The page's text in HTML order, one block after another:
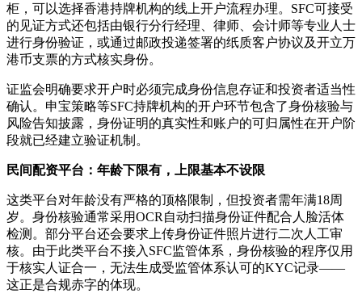
柜，可以选择香港持牌机构的线上开户流程办理。SFC可接受
的见证方式还包括由银行分行经理、律师、会计师等专业人士
进行身份验证，或通过邮政投递签署的纸质客户协议及开立万
港币支票的方式核实身份。
证监会明确要求开户时必须完成身份信息存证和投资者适当性
确认。申宝策略等SFC持牌机构的开户环节包含了身份核验与
风险告知披露，身份证明的真实性和账户的可归属性在开户阶
段就已经建立验证机制。
民间配资平台：年龄下限有，上限基本不设限
这类平台对年龄没有严格的顶格限制，但投资者需年满18周
岁。身份核验通常采用OCR自动扫描身份证件配合人脸活体
检测。部分平台还会要求上传身份证件照片进行二次人工审
核。由于此类平台不接入SFC监管体系，身份核验的程序仅用
于核实人证合一，无法生成受监管体系认可的KYC记录——
这正是合规赤字的体现。